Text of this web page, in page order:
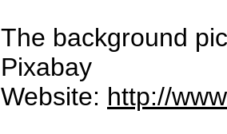
The background
Pixabay
Website: http://